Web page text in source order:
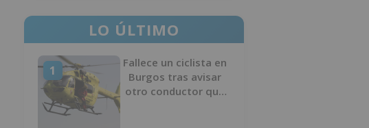
LO ÚLTIMO
1
Fallece un ciclista en
Burgos tras avisar
otro conductor que